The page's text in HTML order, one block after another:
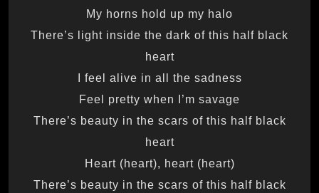
My horns hold up my halo
There’s light inside the dark of this half black
heart
I feel alive in all the sadness
Feel pretty when I’m savage
There’s beauty in the scars of this half black
heart
Heart (heart), heart (heart)
There’s beauty in the scars of this half black